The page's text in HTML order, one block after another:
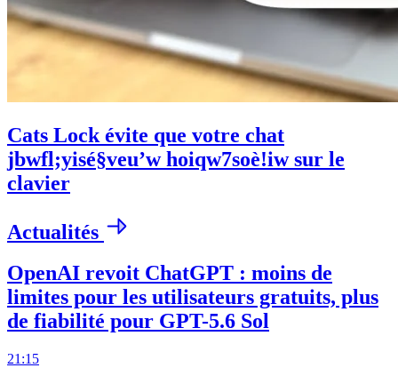
Cats Lock évite que votre chat
jbwfl;yisé§veu’w hoiqw7soè!iw sur le
clavier
Actualités
OpenAI revoit ChatGPT : moins de
limites pour les utilisateurs gratuits, plus
de fiabilité pour GPT-5.6 Sol
21:15